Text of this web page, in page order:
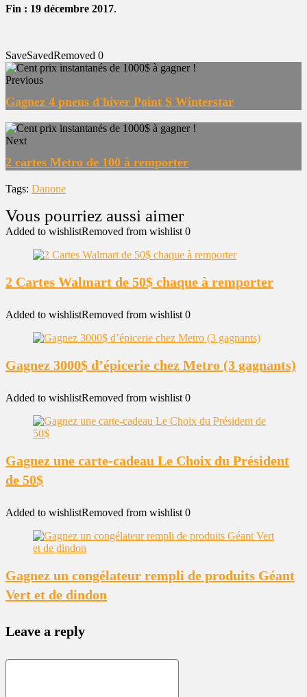
Fin : 19 décembre 2017.
SaveSavedRemoved 0
Previous
Gagnez 4 pneus d'hiver Point S Winterstar
Next
2 cartes Metro de 100 à remporter
Tags: Danone
Added to wishlistRemoved from wishlist 0
2 Cartes Walmart de 50$ chaque à remporter
Added to wishlistRemoved from wishlist 0
Gagnez 3000$ d’épicerie chez Metro (3 gagnants)
Added to wishlistRemoved from wishlist 0
Gagnez une carte-cadeau Le Choix du Président
de 50$
Added to wishlistRemoved from wishlist 0
Gagnez un congélateur rempli de produits Géant
Vert et de dindon
Leave a reply